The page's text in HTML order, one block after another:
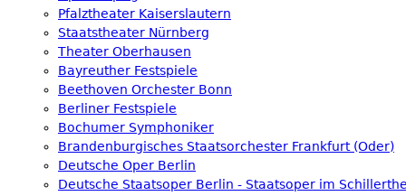
Pfalztheater Kaiserslautern
Staatstheater Nürnberg
Theater Oberhausen
Bayreuther Festspiele
Beethoven Orchester Bonn
Berliner Festspiele
Bochumer Symphoniker
Brandenburgisches Staatsorchester Frankfurt (Oder)
Deutsche Oper Berlin
Deutsche Staatsoper Berlin - Staatsoper im